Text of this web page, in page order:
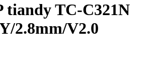
tiandy TC-C321N
2.8mm/V2.0